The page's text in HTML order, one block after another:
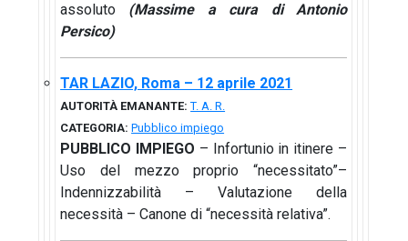
assoluto (Massime a cura di Antonio
Persico)
TAR LAZIO, Roma – 12 aprile 2021
AUTORITÀ EMANANTE: T. A. R.
CATEGORIA: Pubblico impiego
PUBBLICO IMPIEGO – Infortunio in itinere –
Uso del mezzo proprio “necessitato”–
Indennizzabilità – Valutazione della
necessità – Canone di “necessità relativa”.